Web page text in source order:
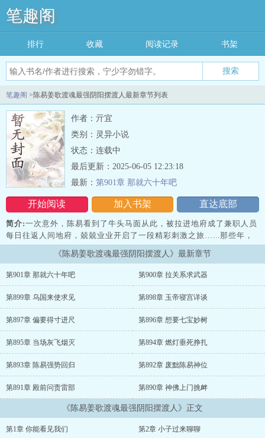
笔趣阁
搜索
排行 收藏 阅读记录 书架
笔趣阁 >陈易姜歌渡魂最强阴阳摆渡人最新章节列表
作者：亓宜
类别：灵异小说
状态：连载中
开始阅读 加入书架 直达底部
最后更新：2025-06-05 12:23:18
最新： 第901章 那就六十年吧
简介:一次意外，陈易看到了牛头马面从此，被拉进地府成了兼职人员
每日往返人间地府，兢兢业业开启了一段精彩刺激之旅…...那些年，
我在下面兼职的日子
《陈易姜歌渡魂最强阴阳摆渡人》最新章节
第901章 那就六十年吧 第900章 拉关系求武器
第899章 乌国来使求见 第898章 玉帝寝宫详谈
第897章 偏要得寸进尺 第896章 想要七宝妙树
第895章 当场灰飞烟灭 第894章 燃灯垂死挣扎
第893章 陈易强势回归 第892章 废黜陈易神位
第891章 殿前问责雷部 第890章 神佛上门挑衅
《陈易姜歌渡魂最强阴阳摆渡人》正文
第1章 你能看见我们 第2章 小子过来聊聊